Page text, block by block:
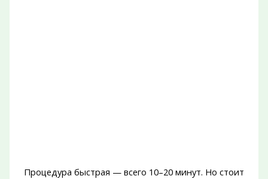
Процедура быстрая — всего 10–20 минут. Но стоит